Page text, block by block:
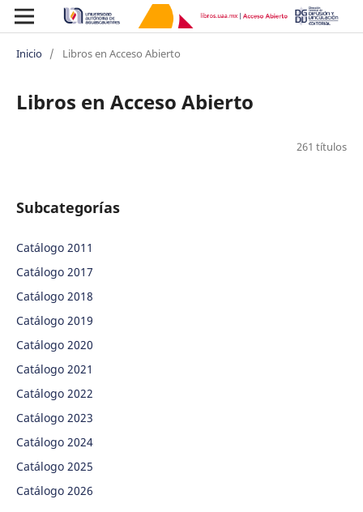
Inicio / Libros en Acceso Abierto
Libros en Acceso Abierto
261 títulos
Subcategorías
Catálogo 2011
Catálogo 2017
Catálogo 2018
Catálogo 2019
Catálogo 2020
Catálogo 2021
Catálogo 2022
Catálogo 2023
Catálogo 2024
Catálogo 2025
Catálogo 2026